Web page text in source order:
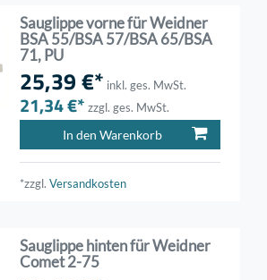
Sauglippe vorne für Weidner
BSA 55/BSA 57/BSA 65/BSA
71, PU
25,39 €* inkl. ges. MwSt.
21,34 €* zzgl. ges. MwSt.
In den Warenkorb
*zzgl.Versandkosten
Sauglippe hinten für Weidner
Comet 2-75